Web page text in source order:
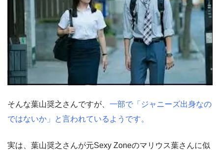
そんな葉山奨之さんですが、 一部で「ジャニーズ出身なの
ではないか」と言われているようです。
実は、葉山奨之さんが元Sexy Zoneのマリウス葉さんに似